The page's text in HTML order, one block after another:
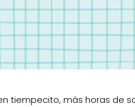
tiempecito, más horas de